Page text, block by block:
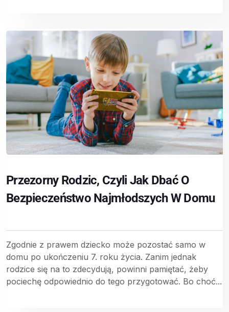
Przezorny Rodzic, Czyli Jak Dbać O
Bezpieczeństwo Najmłodszych W Domu
Zgodnie z prawem dziecko może pozostać samo w
domu po ukończeniu 7. roku życia. Zanim jednak
rodzice się na to zdecydują, powinni pamiętać, żeby
pociechę odpowiednio do tego przygotować. Bo choć...